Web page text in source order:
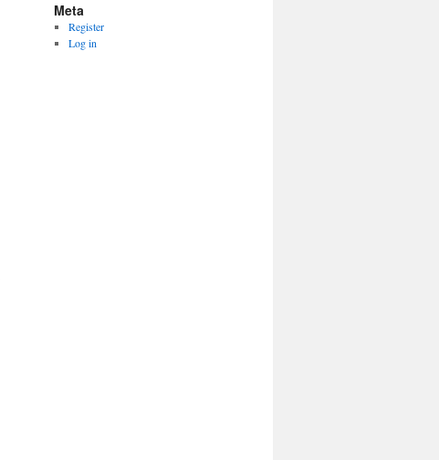
Meta
Register
Log in